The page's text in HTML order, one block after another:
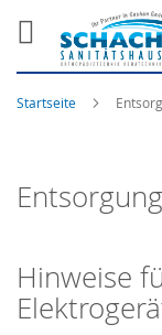
Startseite
Hinweise